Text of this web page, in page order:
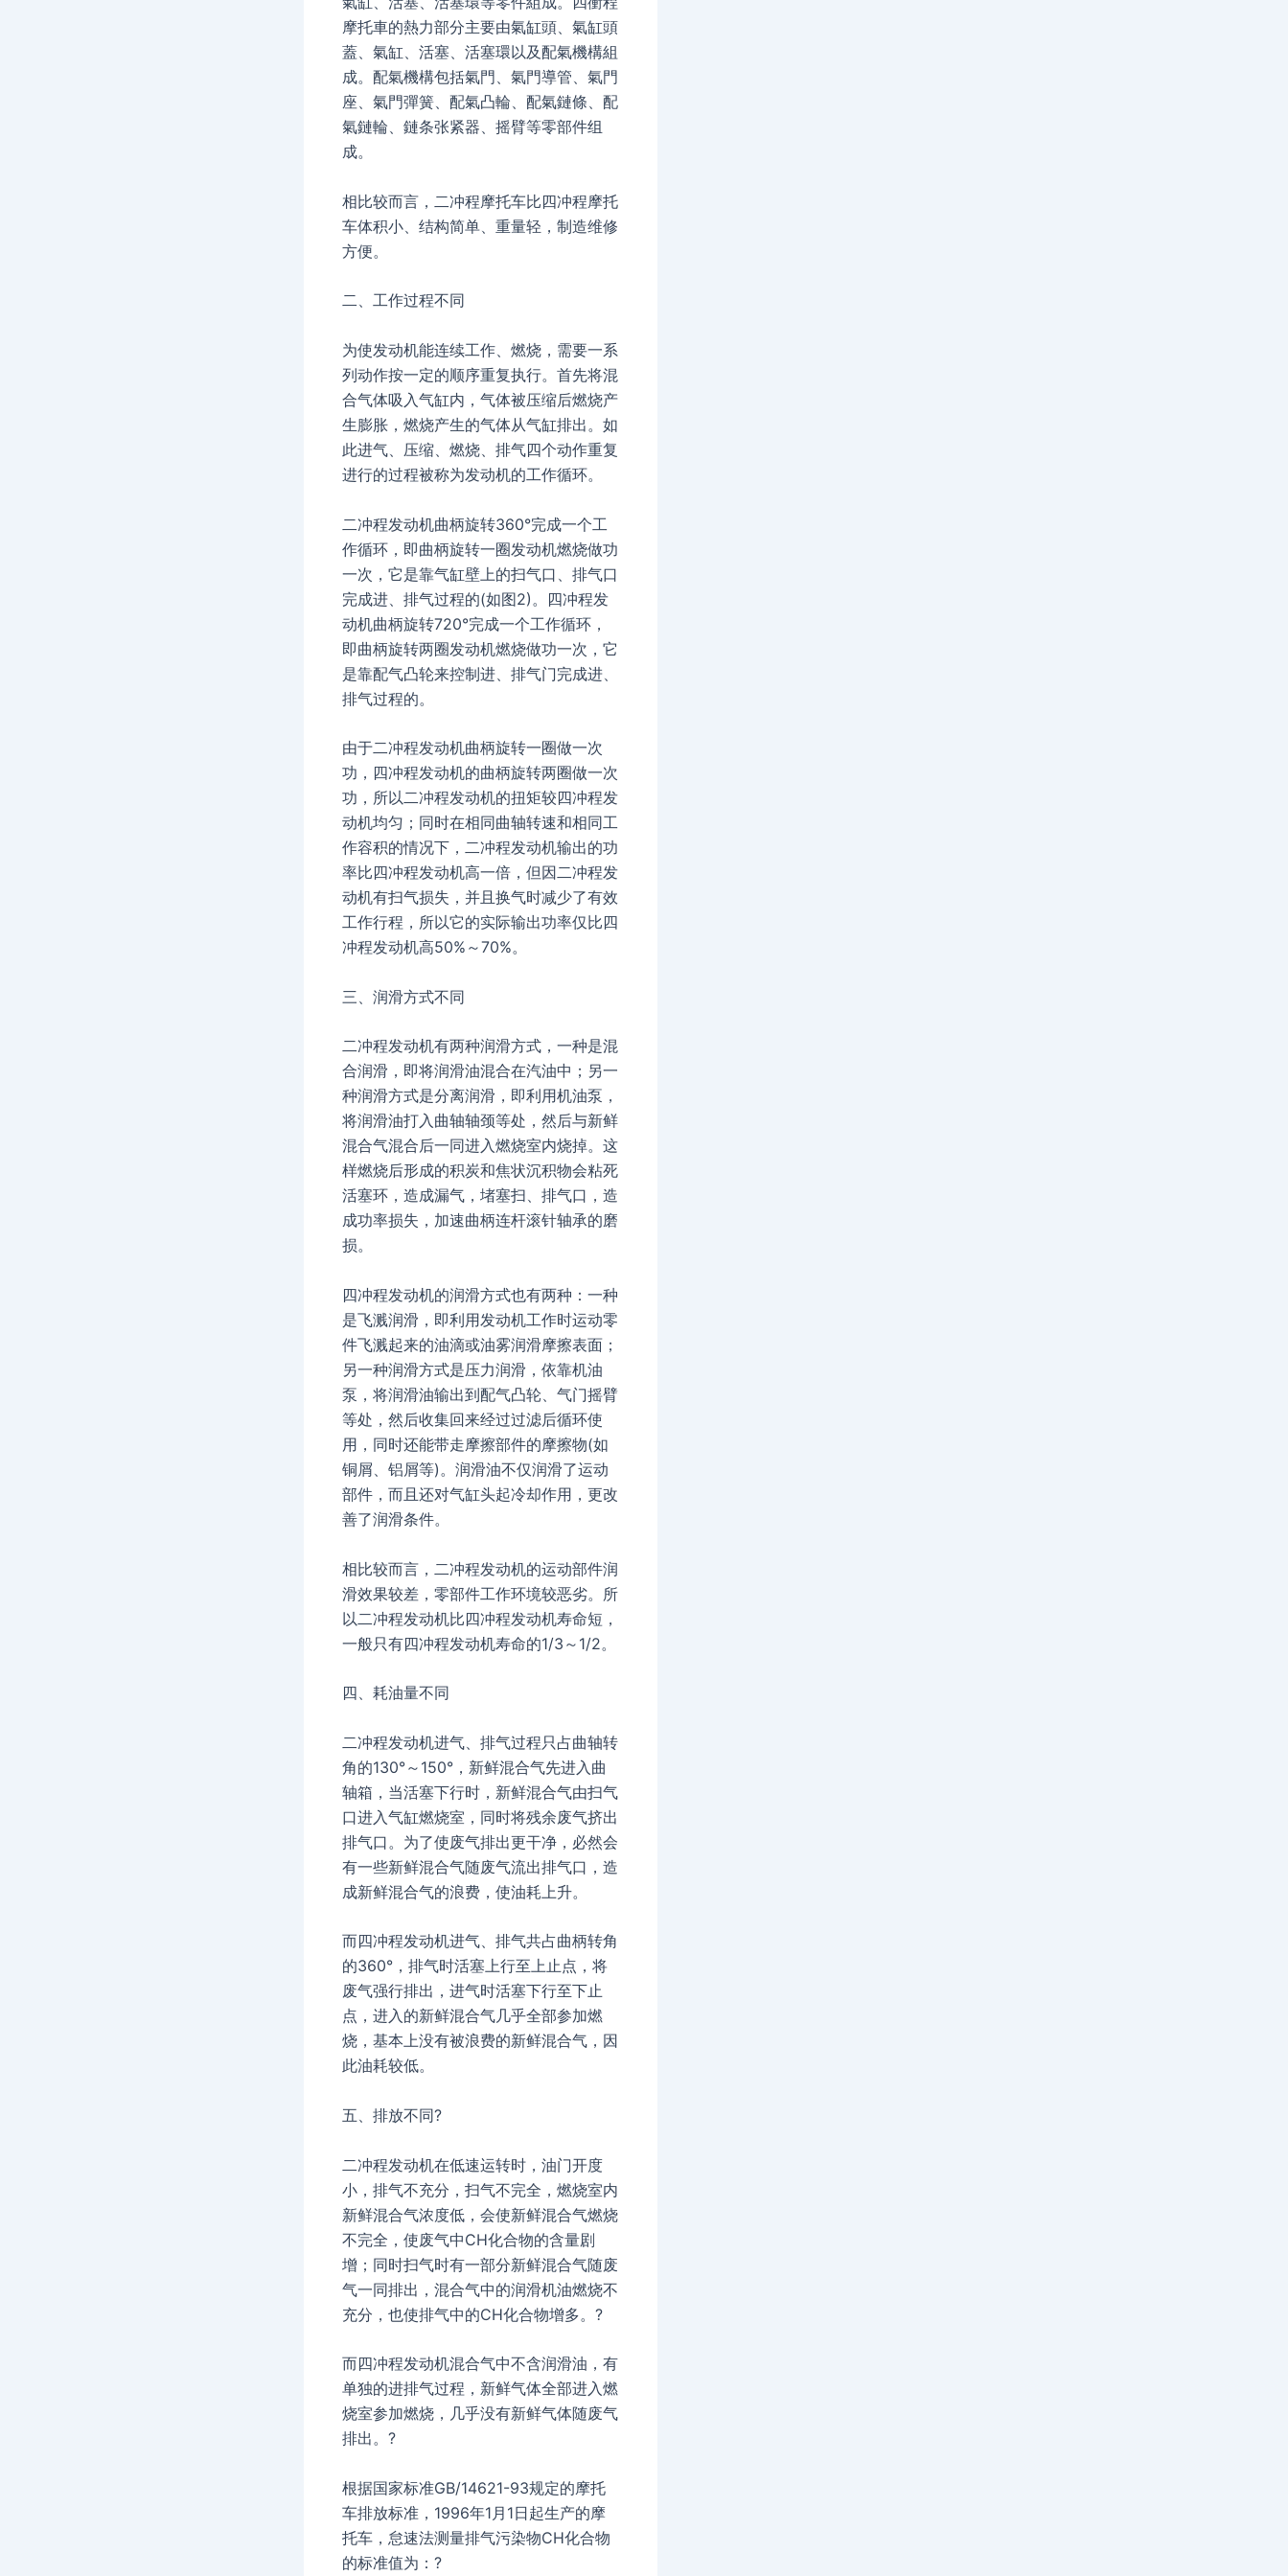
摩托車的熱力部分主要由氣缸頭、氣缸頭
蓋、氣缸、活塞、活塞環以及配氣機構組
成。配氣機構包括氣門、氣門導管、氣門
座、氣門彈簧、配氣凸輪、配氣鏈條、配
氣鏈輪、鏈条张紧器、摇臂等零部件组
成。
相比较而言，二冲程摩托车比四冲程摩托
车体积小、结构简单、重量轻，制造维修
方便。
二、工作过程不同
为使发动机能连续工作、燃烧，需要一系
列动作按一定的顺序重复执行。首先将混
合气体吸入气缸内，气体被压缩后燃烧产
生膨胀，燃烧产生的气体从气缸排出。如
此进气、压缩、燃烧、排气四个动作重复
进行的过程被称为发动机的工作循环。
二冲程发动机曲柄旋转360°完成一个工
作循环，即曲柄旋转一圈发动机燃烧做功
一次，它是靠气缸壁上的扫气口、排气口
完成进、排气过程的(如图2)。四冲程发
动机曲柄旋转720°完成一个工作循环，
即曲柄旋转两圈发动机燃烧做功一次，它
是靠配气凸轮来控制进、排气门完成进、
排气过程的。
由于二冲程发动机曲柄旋转一圈做一次
功，四冲程发动机的曲柄旋转两圈做一次
功，所以二冲程发动机的扭矩较四冲程发
动机均匀；同时在相同曲轴转速和相同工
作容积的情况下，二冲程发动机输出的功
率比四冲程发动机高一倍，但因二冲程发
动机有扫气损失，并且换气时减少了有效
工作行程，所以它的实际输出功率仅比四
冲程发动机高50%～70%。
三、润滑方式不同
二冲程发动机有两种润滑方式，一种是混
合润滑，即将润滑油混合在汽油中；另一
种润滑方式是分离润滑，即利用机油泵，
将润滑油打入曲轴轴颈等处，然后与新鲜
混合气混合后一同进入燃烧室内烧掉。这
样燃烧后形成的积炭和焦状沉积物会粘死
活塞环，造成漏气，堵塞扫、排气口，造
成功率损失，加速曲柄连杆滚针轴承的磨
损。
四冲程发动机的润滑方式也有两种：一种
是飞溅润滑，即利用发动机工作时运动零
件飞溅起来的油滴或油雾润滑摩擦表面；
另一种润滑方式是压力润滑，依靠机油
泵，将润滑油输出到配气凸轮、气门摇臂
等处，然后收集回来经过过滤后循环使
用，同时还能带走摩擦部件的摩擦物(如
铜屑、铝屑等)。润滑油不仅润滑了运动
部件，而且还对气缸头起冷却作用，更改
善了润滑条件。
相比较而言，二冲程发动机的运动部件润
滑效果较差，零部件工作环境较恶劣。所
以二冲程发动机比四冲程发动机寿命短，
一般只有四冲程发动机寿命的1/3～1/2。
四、耗油量不同
二冲程发动机进气、排气过程只占曲轴转
角的130°～150°，新鲜混合气先进入曲
轴箱，当活塞下行时，新鲜混合气由扫气
口进入气缸燃烧室，同时将残余废气挤出
排气口。为了使废气排出更干净，必然会
有一些新鲜混合气随废气流出排气口，造
成新鲜混合气的浪费，使油耗上升。
而四冲程发动机进气、排气共占曲柄转角
的360°，排气时活塞上行至上止点，将
废气强行排出，进气时活塞下行至下止
点，进入的新鲜混合气几乎全部参加燃
烧，基本上没有被浪费的新鲜混合气，因
此油耗较低。
五、排放不同?
二冲程发动机在低速运转时，油门开度
小，排气不充分，扫气不完全，燃烧室内
新鲜混合气浓度低，会使新鲜混合气燃烧
不完全，使废气中CH化合物的含量剧
增；同时扫气时有一部分新鲜混合气随废
气一同排出，混合气中的润滑机油燃烧不
充分，也使排气中的CH化合物增多。?
而四冲程发动机混合气中不含润滑油，有
单独的进排气过程，新鲜气体全部进入燃
烧室参加燃烧，几乎没有新鲜气体随废气
排出。?
根据国家标准GB/14621-93规定的摩托
车排放标准，1996年1月1日起生产的摩
托车，怠速法测量排气污染物CH化合物
的标准值为：?